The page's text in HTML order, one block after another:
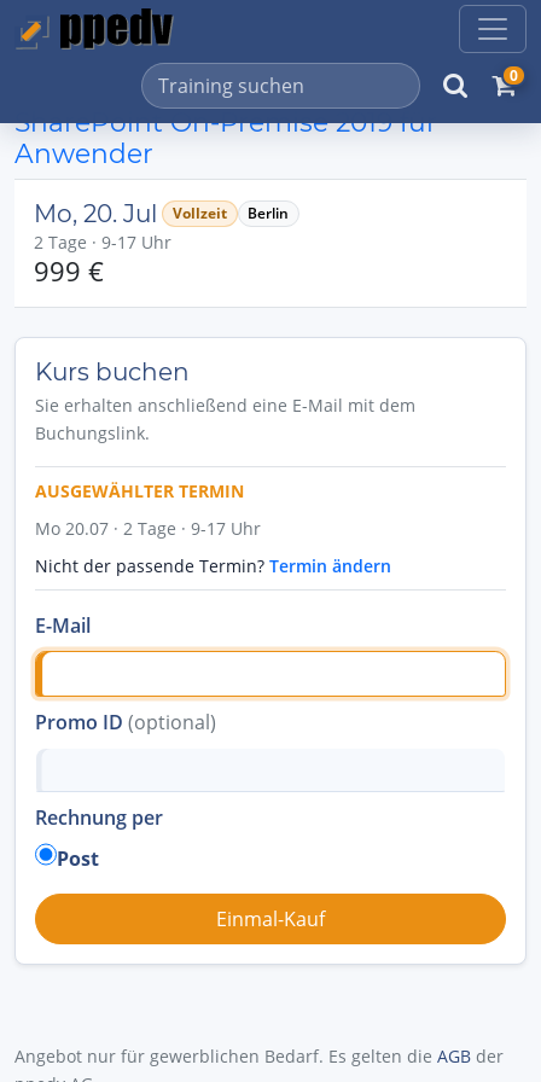
0
SharePoint On-Premise 2019 für
Anwender
Mo, 20. Jul Vollzeit Berlin
2 Tage · 9-17 Uhr
999 €
Kurs buchen
Sie erhalten anschließend eine E-Mail mit dem
Buchungslink.
AUSGEWÄHLTER TERMIN
Mo 20.07 · 2 Tage · 9-17 Uhr
Nicht der passende Termin? Termin ändern
E-Mail
Promo ID (optional)
Rechnung per
Post
Angebot nur für gewerblichen Bedarf. Es gelten die AGB der